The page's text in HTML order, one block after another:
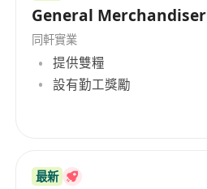
General Merchandiser
同軒實業
提供雙糧
設有勤工獎勵
最新